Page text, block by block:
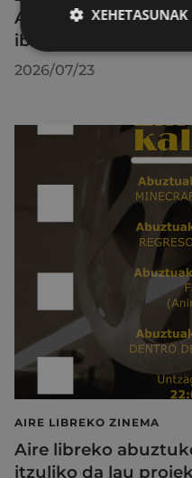
Armagintzaren
ibilbideagatik
2026/07/23
AIRE LIBREKO ZINEMA
Aire libreko
itzuliko da lau
XEHETASUNAK